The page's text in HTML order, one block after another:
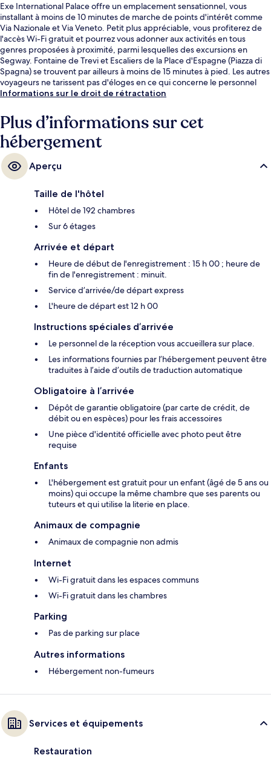
Exe International Palace offre un emplacement sensationnel, vous
installant à moins de 10 minutes de marche de points d'intérêt comme
Via Nazionale et Via Veneto. Petit plus appréciable, vous profiterez de
l'accès Wi-Fi gratuit et pourrez vous adonner aux activités en tous
genres proposées à proximité, parmi lesquelles des excursions en
Segway. Fontaine de Trevi et Escaliers de la Place d'Espagne (Piazza di
Spagna) se trouvent par ailleurs à moins de 15 minutes à pied. Les autres
voyageurs ne tarissent pas d'éloges en ce qui concerne le personnel
attentionné et l'emplacement. Les transports publics se situent à une
Station de métro Barberini, à 8 min.
Informations sur le droit de rétractation
Plus d’informations sur cet
hébergement
Aperçu
Taille de l'hôtel
Hôtel de 192 chambres
Sur 6 étages
Arrivée et départ
Heure de début de l'enregistrement : 15 h 00 ; heure de
fin de l'enregistrement : minuit.
Service d’arrivée/de départ express
L'heure de départ est 12 h 00
Instructions spéciales d’arrivée
Le personnel de la réception vous accueillera sur place.
Les informations fournies par l’hébergement peuvent être
traduites à l’aide d’outils de traduction automatique
Obligatoire à l’arrivée
Dépôt de garantie obligatoire (par carte de crédit, de
débit ou en espèces) pour les frais accessoires
Une pièce d'identité officielle avec photo peut être
requise
Enfants
L'hébergement est gratuit pour un enfant (âgé de 5 ans ou
moins) qui occupe la même chambre que ses parents ou
tuteurs et qui utilise la literie en place.
Animaux de compagnie
Animaux de compagnie non admis
Internet
Wi-Fi gratuit dans les espaces communs
Wi-Fi gratuit dans les chambres
Parking
Pas de parking sur place
Autres informations
Hébergement non-fumeurs
Services et équipements
Restauration